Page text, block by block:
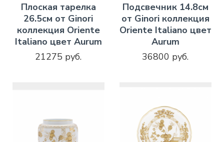
Плоская тарелка
26.5см от Ginori
коллекция Oriente
Italiano цвет Aurum
21275 руб.
Подсвечник 14.8см
от Ginori коллекция
Oriente Italiano цвет
Aurum
36800 руб.